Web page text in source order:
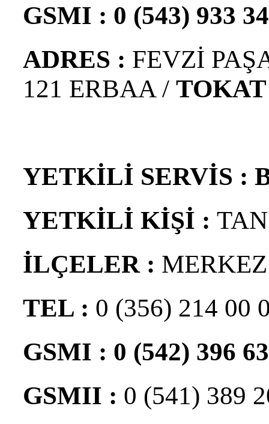
GSMI : 0 (543) 933
ADRES : FEVZİ
121 ERBAA /TOKAT
YETKİLİ SERVİS :
YETKİLİ KİŞİ :
İLÇELER : MERKEZ
TEL : 0 (356) 214 00
GSMI : 0 (542) 396
GSMII : 0 (541) 389